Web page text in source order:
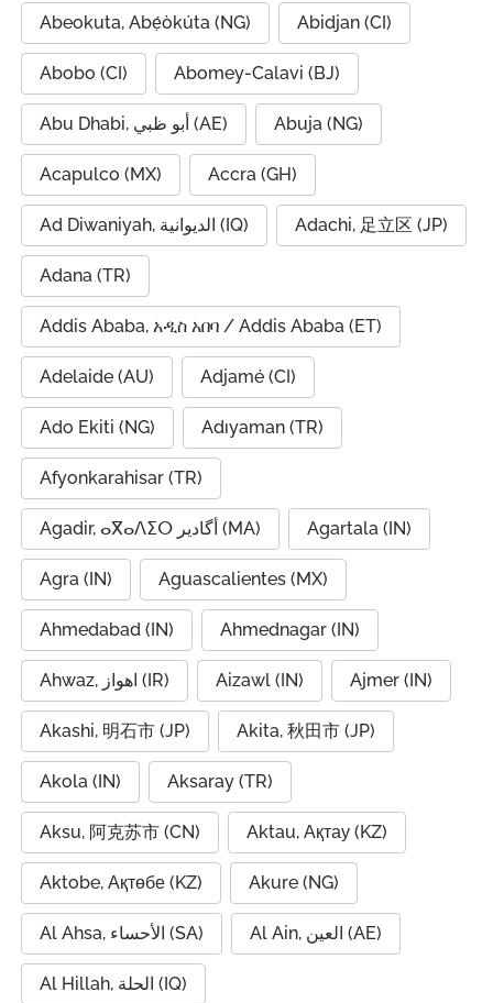
Abeokuta, Abẹ́òkúta (NG) Abidjan (CI)
Abobo (CI) Abomey-Calavi (BJ)
Abu Dhabi, أبو ظبي (AE) Abuja (NG)
Acapulco (MX) Accra (GH)
Ad Diwaniyah, الديوانية (IQ) Adachi, 足立区 (JP)
Adana (TR)
Addis Ababa, አዲስ አበባ / Addis Ababa (ET)
Adelaide (AU) Adjamé (CI)
Ado Ekiti (NG) Adıyaman (TR)
Afyonkarahisar (TR)
Agadir, ⴰⴳⴰⴷⵉⵔ أگادیر (MA) Agartala (IN)
Agra (IN) Aguascalientes (MX)
Ahmedabad (IN) Ahmednagar (IN)
Ahwaz, اهواز (IR) Aizawl (IN) Ajmer (IN)
Akashi, 明石市 (JP) Akita, 秋田市 (JP)
Akola (IN) Aksaray (TR)
Aksu, 阿克苏市 (CN) Aktau, Ақтау (KZ)
Aktobe, Ақтөбе (KZ) Akure (NG)
Al Ahsa, الأحساء (SA) Al Ain, العين (AE)
Al Hillah, الحلة (IQ)